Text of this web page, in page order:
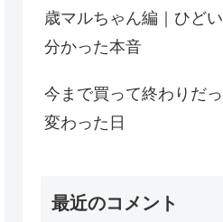
歳マルちゃん編｜ひど
分かった本音
今まで買って終わりだ
変わった日
最近のコメント